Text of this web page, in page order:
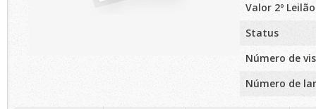
Valor 2º Leilão
Status
Número de
Número de